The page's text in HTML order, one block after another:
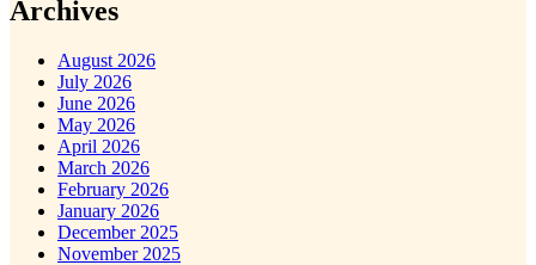
Archives
August 2026
July 2026
June 2026
May 2026
April 2026
March 2026
February 2026
January 2026
December 2025
November 2025